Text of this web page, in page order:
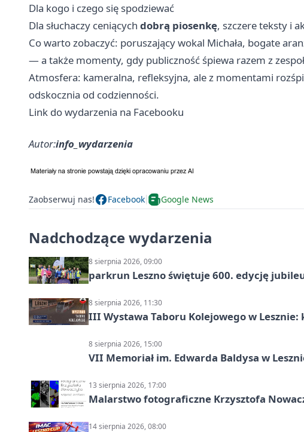
Dla kogo i czego się spodziewać
Dla słuchaczy ceniących dobrą piosenkę, szczere teksty i
Co warto zobaczyć: poruszający wokal Michała, bogate
— a także momenty, gdy publiczność śpiewa razem z
Atmosfera: kameralna, refleksyjna, ale z momentami
odskocznia od codzienności.
Link do wydarzenia na Facebooku
Autor:info_wydarzenia
Zaobserwuj nas! Facebook Google News
Nadchodzące wydarzenia
8 sierpnia 2026, 09:00
parkrun Leszno świętuje 600. edycję
8 sierpnia 2026, 11:30
III Wystawa Taboru Kolejowego w
8 sierpnia 2026, 15:00
VII Memoriał im. Edwarda Baldysa w
13 sierpnia 2026, 17:00
Malarstwo fotograficzne Krzysztofa
14 sierpnia 2026, 08:00